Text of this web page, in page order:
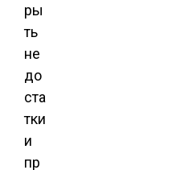
ры
ть
не
до
ста
тки
и
пр